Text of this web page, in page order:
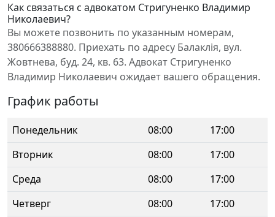
Как связаться с адвокатом Стригуненко Владимир
Николаевич?
Вы можете позвонить по указанным номерам,
380666388880. Приехать по адресу Балаклія, вул.
Жовтнева, буд. 24, кв. 63. Адвокат Стригуненко
Владимир Николаевич ожидает вашего обращения.
График работы
Понедельник 08:00
17:00
Вторник
08:00
17:00
Среда
08:00
17:00
Четверг
08:00
17:00